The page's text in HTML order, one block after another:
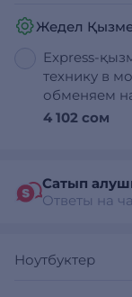
Жедел
Express-
технику в
обменяем
4 102 сом
Сатып
Ответы на
Ноутбуктер